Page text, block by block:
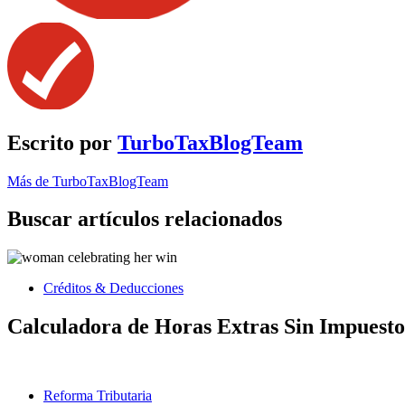
Escrito por TurboTaxBlogTeam
Más de TurboTaxBlogTeam
Buscar artículos relacionados
Créditos & Deducciones
Calculadora de Horas Extras Sin
Reforma Tributaria